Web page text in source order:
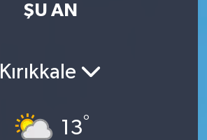
ŞU AN
Kırıkkale
13°